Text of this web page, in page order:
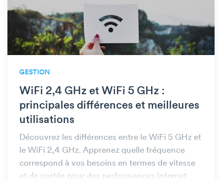
GESTION
WiFi 2,4 GHz et WiFi 5 GHz :
principales différences et meilleures
utilisations
Découvrez les différences entre le WiFi 5 GHz et
le WiFi 2,4 GHz. Apprenez quelle fréquence
correspond à vos besoins en termes de vitesse
et de portée pour des performances internet